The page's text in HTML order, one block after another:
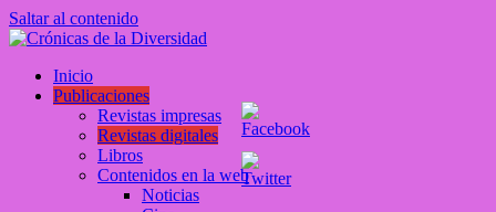
Saltar al contenido
Crónicas de la Diversidad
Plataforma de comunicaciones sobre temas de cultura LGTB+
Inicio
Publicaciones
Revistas impresas
Revistas digitales
Libros
Contenidos en la web
Noticias